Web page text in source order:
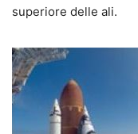
superiore delle ali.